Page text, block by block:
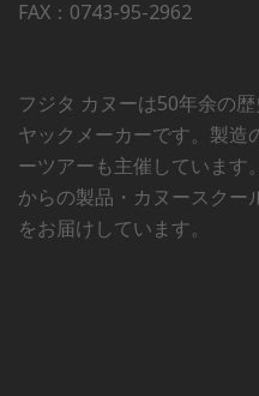
FAX：0743-95-2962
フジタ カヌーは50年余の
ヤックメーカーです。製造
ーツアーも主催しています
からの製品・カヌースクー
をお届けしています。